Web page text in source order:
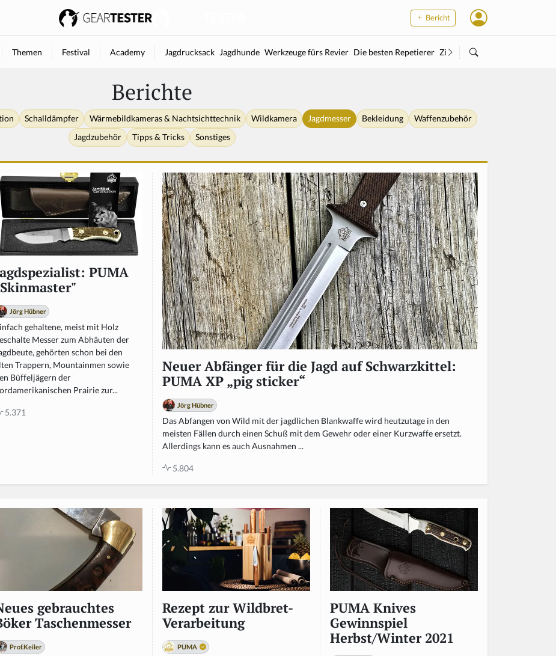
Bericht
Themen Festival Academy Jagdrucksack Jagdhunde Werkzeuge fürs Revier Die besten Repetierer Zielstock
Berichte
Schalldämpfer Wärmebildkameras & Nachtsichttechnik Wildkamera Jagdmesser Bekleidung
Waffenzubehör
Jagdzubehör
Tipps & Tricks Sonstiges
PUMA
Jörg Hübner
gehaltene, meist mit Holz
Messer zum Abhäuten der
gehörten schon bei den
Trappern, Mountainmen sowie
Büffeljägern der
Prairie zur...
5.371
Neuer Abfänger für die Jagd auf Schwarzkittel:
PUMA XP „pig sticker“
Jörg Hübner
Das Abfangen von Wild mit der jagdlichen Blankwaffe wird heutzutage in den
meisten Fällen durch einen Schuß mit dem Gewehr oder einer Kurzwaffe ersetzt.
Allerdings kann es auch Ausnahmen ...
5.804
gebrauchtes
Taschenmesser
Prof.Keiler
Rezept zur Wildbret-
Verarbeitung
PUMA
PUMA Knives
Gewinnspiel
Herbst/Winter 2021